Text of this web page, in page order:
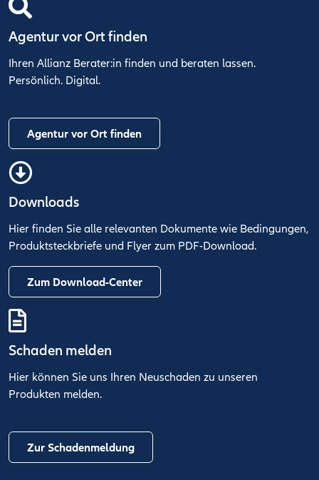
Agentur vor Ort finden
Ihren Allianz Berater:in finden und beraten lassen.
Persönlich. Digital.
Agentur vor Ort finden
Downloads
Hier finden Sie alle relevanten Dokumente wie Bedingungen,
Produktsteckbriefe und Flyer zum PDF-Download.
Zum Download-Center
Schaden melden
Hier können Sie uns Ihren Neuschaden zu unseren
Produkten melden.
Zur Schadenmeldung